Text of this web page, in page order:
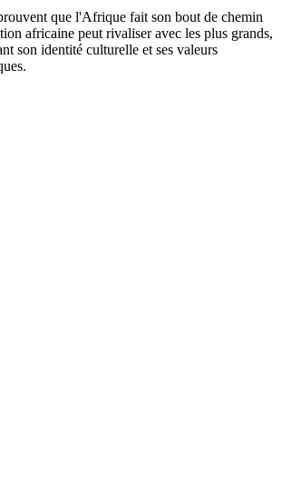
que l'Afrique fait son bout de chemin
africaine peut rivaliser avec les plus grands,
son identité culturelle et ses valeurs